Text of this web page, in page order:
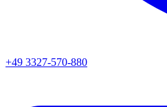
+49 3327-570-880